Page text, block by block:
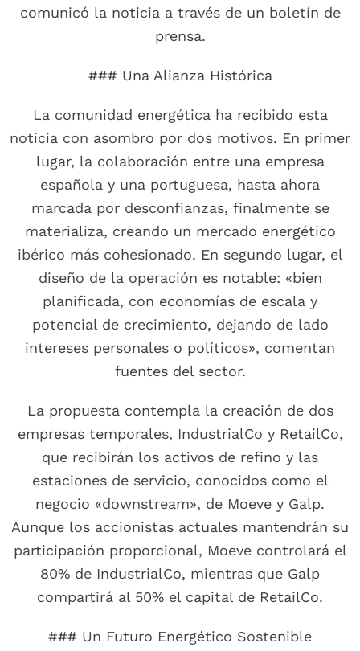
comunicó la noticia a través de un boletín de
prensa.
### Una Alianza Histórica
La comunidad energética ha recibido esta
noticia con asombro por dos motivos. En primer
lugar, la colaboración entre una empresa
española y una portuguesa, hasta ahora
marcada por desconfianzas, finalmente se
materializa, creando un mercado energético
ibérico más cohesionado. En segundo lugar, el
diseño de la operación es notable: «bien
planificada, con economías de escala y
potencial de crecimiento, dejando de lado
intereses personales o políticos», comentan
fuentes del sector.
La propuesta contempla la creación de dos
empresas temporales, IndustrialCo y RetailCo,
que recibirán los activos de refino y las
estaciones de servicio, conocidos como el
negocio «downstream», de Moeve y Galp.
Aunque los accionistas actuales mantendrán su
participación proporcional, Moeve controlará el
80% de IndustrialCo, mientras que Galp
compartirá al 50% el capital de RetailCo.
### Un Futuro Energético Sostenible